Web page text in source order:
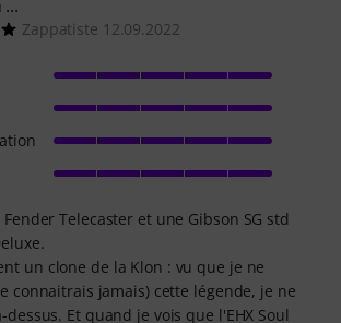
Zappatiste 12.09.2022
Telecaster et une Gibson SG std
un clone de la Klon : vu que je ne
connaitrais jamais) cette légende, je ne
Et quand je vois que l'EHX Soul